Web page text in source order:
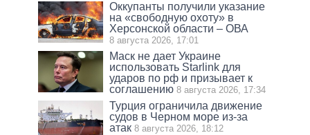
Оккупанты получили указание
на «свободную охоту» в
Херсонской области – ОВА
8 августа 2026, 17:01
Маск не дает Украине
использовать Starlink для
ударов по рф и призывает к
соглашению 8 августа 2026, 17:34
Турция ограничила движение
судов в Черном море из-за
атак 8 августа 2026, 18:12